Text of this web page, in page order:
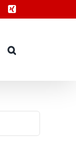
Xing